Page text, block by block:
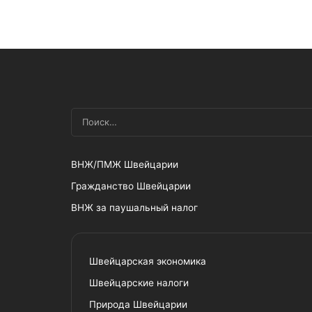
ВНЖ/ПМЖ Швейцарии
Гражданство Швейцарии
ВНЖ за паушальный налог
Швейцарская экономика
Швейцарские налоги
Природа Швейцарии